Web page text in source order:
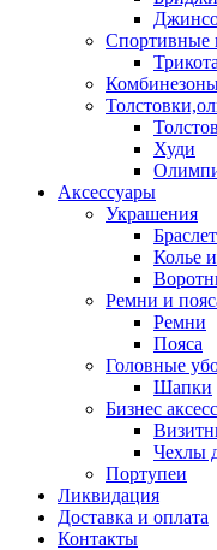
Спортивные
Худи
Аксессуары
Украшения
Колье
Ремни и
Ремни
Пояса
Головные
Шапки
Бизнес
Чехлы
Портупеи
Ликвидация
Доставка и оплата
Контакты